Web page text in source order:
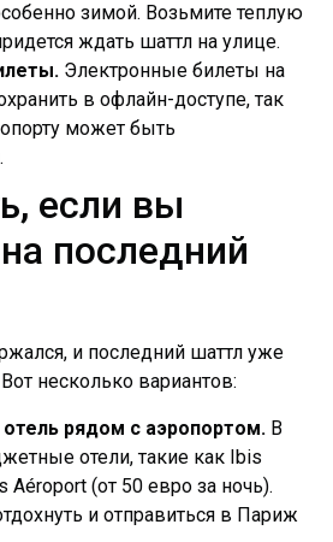
зимой. Возьмите теплую
ждать шаттл на улице.
Электронные билеты на
в офлайн-доступе, так
может быть
если вы
последний
и последний шаттл уже
несколько вариантов:
отель рядом с аэропортом. В
отели, такие как Ibis
Aéroport (от 50 евро за ночь).
и отправиться в Париж